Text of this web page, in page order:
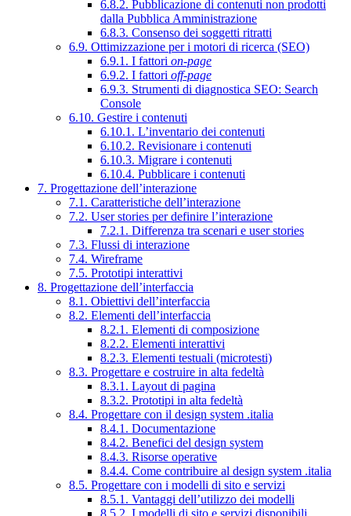
6.8.2. Pubblicazione di contenuti non prodotti
dalla Pubblica Amministrazione
6.8.3. Consenso dei soggetti ritratti
6.9. Ottimizzazione per i motori di ricerca (SEO)
6.9.1. I fattori on-page
6.9.2. I fattori off-page
6.9.3. Strumenti di diagnostica SEO: Search
Console
6.10. Gestire i contenuti
6.10.1. L’inventario dei contenuti
6.10.2. Revisionare i contenuti
6.10.3. Migrare i contenuti
6.10.4. Pubblicare i contenuti
7. Progettazione dell’interazione
7.1. Caratteristiche dell’interazione
7.2. User stories per definire l’interazione
7.2.1. Differenza tra scenari e user stories
7.3. Flussi di interazione
7.4. Wireframe
7.5. Prototipi interattivi
8. Progettazione dell’interfaccia
8.1. Obiettivi dell’interfaccia
8.2. Elementi dell’interfaccia
8.2.1. Elementi di composizione
8.2.2. Elementi interattivi
8.2.3. Elementi testuali (microtesti)
8.3. Progettare e costruire in alta fedeltà
8.3.1. Layout di pagina
8.3.2. Prototipi in alta fedeltà
8.4. Progettare con il design system .italia
8.4.1. Documentazione
8.4.2. Benefici del design system
8.4.3. Risorse operative
8.4.4. Come contribuire al design system .italia
8.5. Progettare con i modelli di sito e servizi
8.5.1. Vantaggi dell’utilizzo dei modelli
8.5.2. I modelli di sito e servizi disponibili